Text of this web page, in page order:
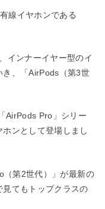
線イヤホンである
インナーイヤー型のイ
き、「AirPods（第3世
AirPods Pro」シリー
ンとして登場しまし
（第2世代）」が最新の
てもトップクラスの